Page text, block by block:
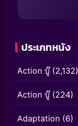
ประเภทหนัง
Action บู๊(2,132)
Action บู๊(224)
Adaptation (6)